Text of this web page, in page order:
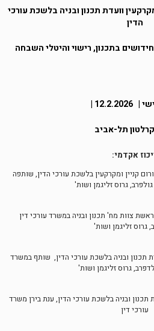
וועדת תכנון ובניה בלשכת עורכי
הדין
בתכנון, רישוי והיטלי השבחה
|
קרלטון תל-אביב
אקדמי:
קניין ומקרקעין בלשכת עורכי הדין, שותפה
גרוס זליגמן ושות'
צוות מח' תכנון ובניה במשרד עורכי דין
גרוס זליגמן ושות'
תכנון ובניה בלשכת עורכי הדין, שותף במשרד
גרוס זליגמן ושות'
ובניה בלשכת עורכי הדין, ענת בירן משרד
עורכי דין